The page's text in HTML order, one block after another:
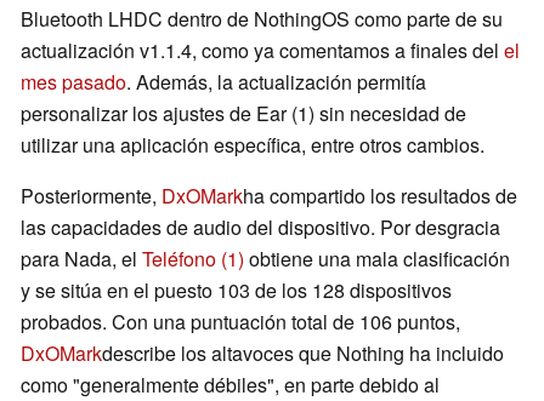
Bluetooth LHDC dentro de NothingOS como parte de su
actualización v1.1.4, como ya comentamos a finales del el
mes pasado. Además, la actualización permitía
personalizar los ajustes de Ear (1) sin necesidad de
utilizar una aplicación específica, entre otros cambios.
Posteriormente, DxOMarkha compartido los resultados de
las capacidades de audio del dispositivo. Por desgracia
para Nada, el Teléfono (1) obtiene una mala clasificación
y se sitúa en el puesto 103 de los 128 dispositivos
probados. Con una puntuación total de 106 puntos,
DxOMarkdescribe los altavoces que Nothing ha incluido
como "generalmente débiles", en parte debido al